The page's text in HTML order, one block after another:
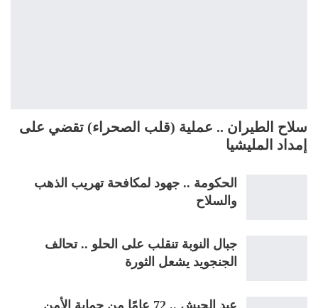
سلاح الطيران .. عملية (قلب الصحراء) تقضي على
إمداد المليشيا
الحكومة .. جهود لمكافحة تهريب الذهب
والسلاح
جبال النوبة تنقلب على الحلو .. تحالف
الجنجويد يشعل الثورة
عيد الجيش .. 72 عامًا من حماية الأمن